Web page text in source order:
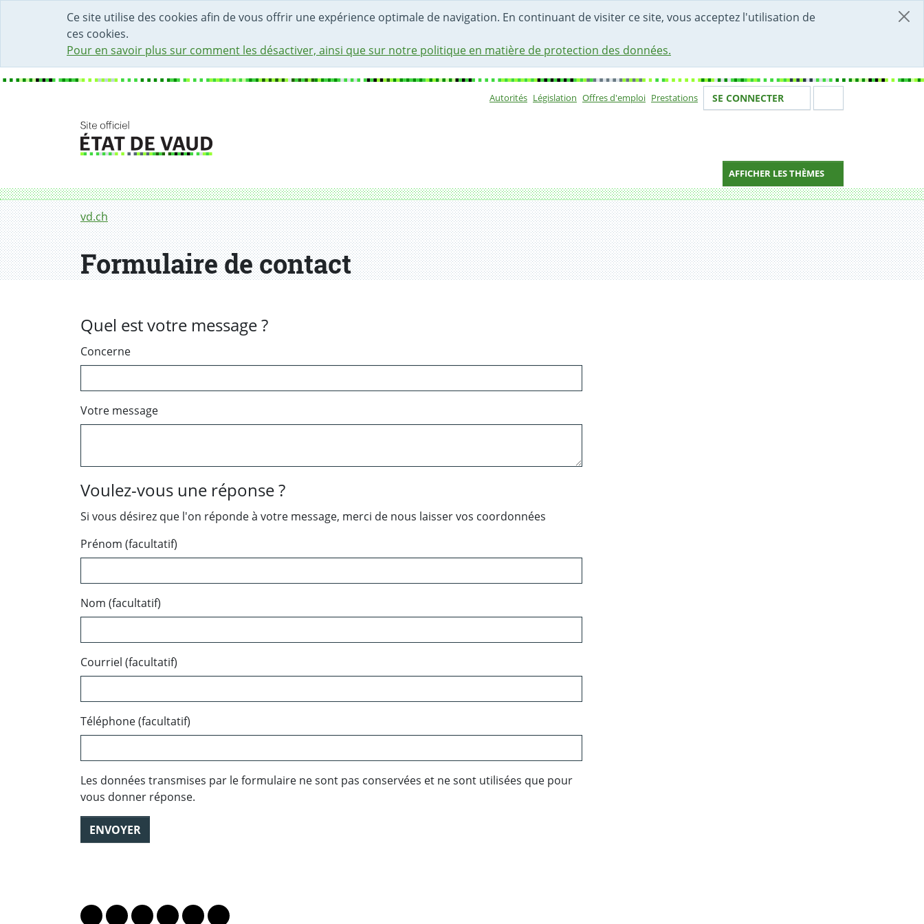
Ce site utilise des cookies afin de vous offrir une expérience optimale de navigation. En continuant de visiter ce site, vous acceptez l'utilisation de
ces cookies.
Pour en savoir plus sur comment les désactiver, ainsi que sur notre politique en matière de protection des données.
DÉBUT DU CONTENU DE LA PAGE
ACCÈS AU CHAMP DE RECHERCHE
PAGE D'ACCUEIL
FORMULAIRE DE CONTACT
Autorités Législation Offres d'emploi Prestations Votre identité
SE CONNECTER
AFFICHER LES THÈMES
Fil d'Ariane
vd.ch
Formulaire de contact
Formulaire de contact
Quel est votre message ?
Concerne
Votre message
Voulez-vous une réponse ?
Si vous désirez que l'on réponde à votre message, merci de nous laisser vos coordonnées
Prénom (facultatif)
Nom (facultatif)
Courriel (facultatif)
Téléphone (facultatif)
Les données transmises par le formulaire ne sont pas conservées et ne sont utilisées que pour
vous donner réponse.
ENVOYER